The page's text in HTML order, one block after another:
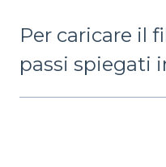
Per caricare il
passi spiegati